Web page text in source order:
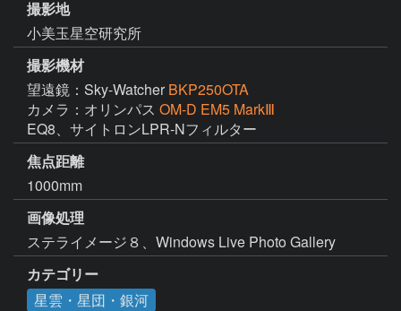
撮影地
小美玉星空研究所
撮影機材
望遠鏡：Sky-Watcher BKP250OTA
カメラ：オリンパス OM-D EM5 MarkⅢ
EQ8、サイトロンLPR-Nフィルター
焦点距離
1000mm
画像処理
ステライメージ８、Windows Live Photo Gallery
カテゴリー
星雲・星団・銀河